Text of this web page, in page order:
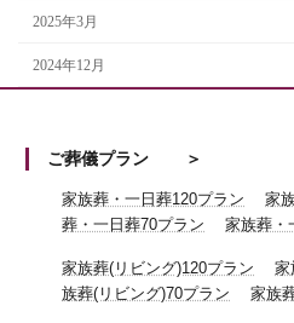
2025年3月
2024年12月
ご葬儀プラン
家族葬・一日葬120プラン 家
葬・一日葬70プラン
家族葬・
家族葬(リビング)120プラン 家
族葬(リビング)70プラン
家族